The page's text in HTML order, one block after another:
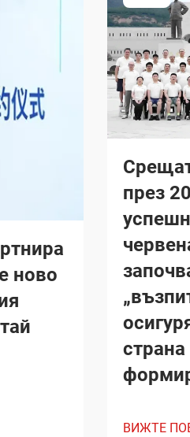
ново
през
ВИЖТЕ